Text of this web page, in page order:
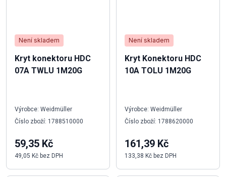
Není skladem
Kryt konektoru HDC
07A TWLU 1M20G
Výrobce: Weidmüller
Číslo zboží: 1788510000
59,35 Kč
49,05 Kč bez DPH
Není skladem
Kryt Konektoru HDC
10A TOLU 1M20G
Výrobce: Weidmüller
Číslo zboží: 1788620000
161,39 Kč
133,38 Kč bez DPH